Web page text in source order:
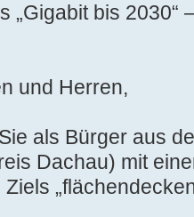
„Gigabit bis 2030“
und Herren,
als Bürger aus
Dachau) mit